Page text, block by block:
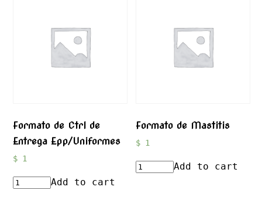
Formato de Ctrl de
Entrega Epp/Uniformes
$1
Add to cart
Formato de Mastitis
$ 1
Add to cart